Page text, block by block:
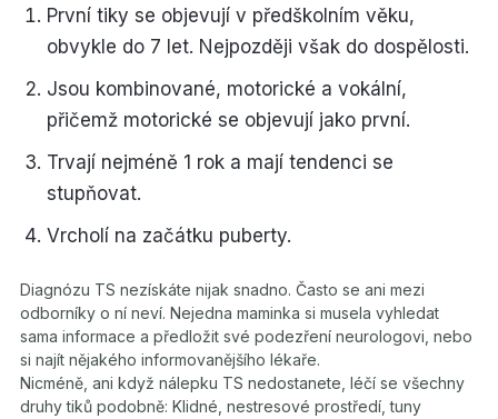
První tiky se objevují v předškolním věku,
obvykle do 7 let. Nejpozději však do dospělosti.
Jsou kombinované, motorické a vokální,
přičemž motorické se objevují jako první.
Trvají nejméně 1 rok a mají tendenci se
stupňovat.
Vrcholí na začátku puberty.
Diagnózu TS nezískáte nijak snadno. Často se ani mezi
odborníky o ní neví. Nejedna maminka si musela vyhledat
sama informace a předložit své podezření neurologovi, nebo
si najít nějakého informovanějšího lékaře.
Nicméně, ani když nálepku TS nedostanete, léčí se všechny
druhy tiků podobně: Klidné, nestresové prostředí, tuny